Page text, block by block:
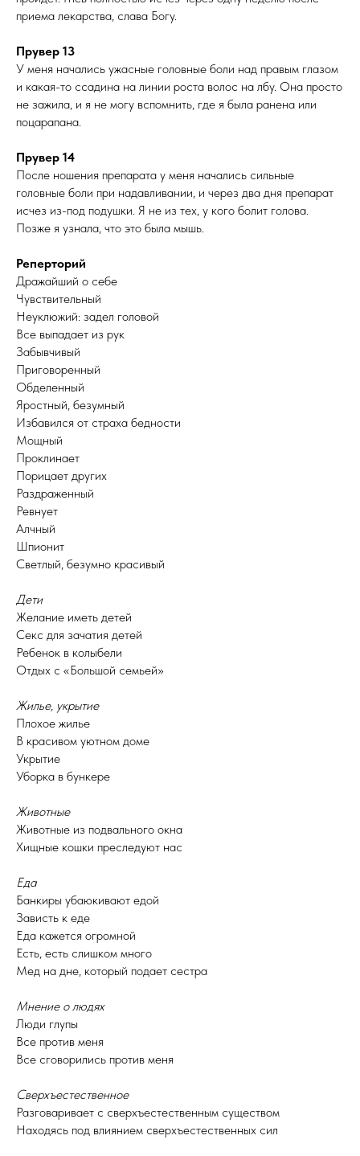
приема лекарства, слава Богу.
Прувер 13
У меня начались ужасные головные боли над правым глазом
и какая-то ссадина на линии роста волос на лбу. Она просто
не зажила, и я не могу вспомнить, где я была ранена или
поцарапана.
Прувер 14
После ношения препарата у меня начались сильные
головные боли при надавливании, и через два дня препарат
исчез из-под подушки. Я не из тех, у кого болит голова.
Позже я узнала, что это была мышь.
Реперторий
Дражайший о себе
Чувствительный
Неуклюжий: задел головой
Все выпадает из рук
Забывчивый
Приговоренный
Обделенный
Яростный, безумный
Избавился от страха бедности
Мощный
Проклинает
Порицает других
Раздраженный
Ревнует
Алчный
Шпионит
Светлый, безумно красивый
Дети
Желание иметь детей
Секс для зачатия детей
Ребенок в колыбели
Отдых с «Большой семьей»
Жилье, укрытие
Плохое жилье
В красивом уютном доме
Укрытие
Уборка в бункере
Животные
Животные из подвального окна
Хищные кошки преследуют нас
Еда
Банкиры убаюкивают едой
Зависть к еде
Еда кажется огромной
Есть, есть слишком много
Мед на дне, который подает сестра
Мнение о людях
Люди глупы
Все против меня
Все сговорились против меня
Сверхъестественное
Разговаривает с сверхъестественным существом
Находясь под влиянием сверхъестественных сил